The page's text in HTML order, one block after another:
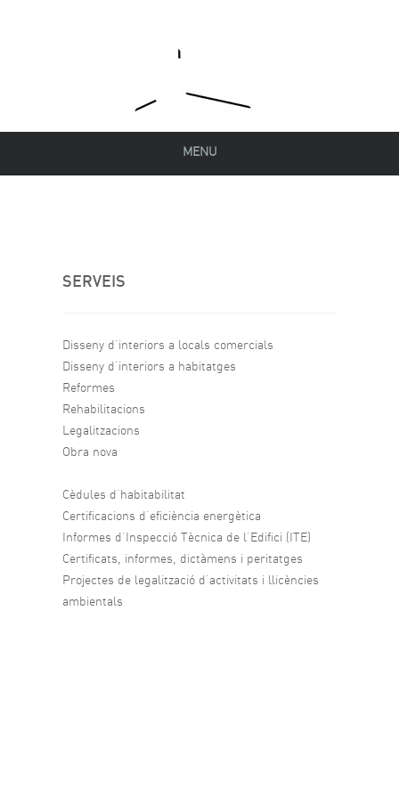
MENU
SERVEIS
Disseny d’interiors a locals comercials
Disseny d’interiors a habitatges
Reformes
Rehabilitacions
Legalitzacions
Obra nova
Cèdules d’habitabilitat
Certificacions d’eficiència energètica
Informes d’Inspecció Tècnica de l’Edifici (ITE)
Certificats, informes, dictàmens i peritatges
Projectes de legalització d’activitats i llicències
ambientals